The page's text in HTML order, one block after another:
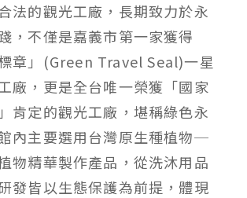
法的觀光工廠，長期致力於永
，不僅是嘉義市第一家獲得
標章」(Green Travel Seal)一星
廠，更是全台唯一榮獲「國家
肯定的觀光工廠，堪稱綠色永
內主要選用台灣原生種植物─
物精華製作產品，從洗沐用品
發皆以生態保護為前提，體現